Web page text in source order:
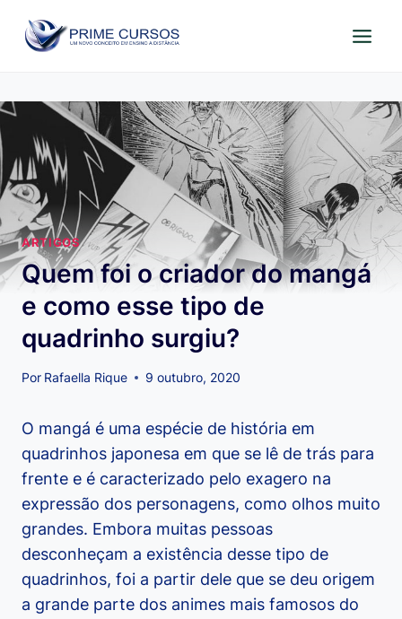
para
ARTIGOS
Quem foi o criador do mangá
e como esse tipo de
quadrinho surgiu?
Por Rafaella Rique 9 outubro, 2020
O mangá é uma espécie de história em
quadrinhos japonesa em que se lê de trás para
frente e é caracterizado pelo exagero na
expressão dos personagens, como olhos muito
grandes. Embora muitas pessoas
desconheçam a existência desse tipo de
quadrinhos, foi a partir dele que se deu origem
a grande parte dos animes mais famosos do